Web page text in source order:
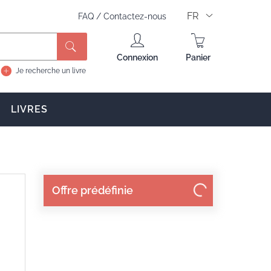
FAQ / Contactez-nous FR
Je recherche un livre
Connexion Panier
LIVRES
Offre prédéfinie